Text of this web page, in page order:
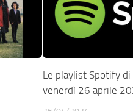
Le playlist Spotify di
venerdì 26 aprile